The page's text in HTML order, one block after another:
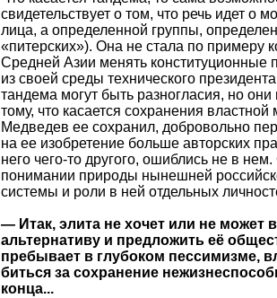
свидетельствует о том, что речь идет о
лица, а определенной группы,
«питерских»). Она не стала по примеру
Средней Азии менять конституционные
из своей среды технического
тандема могут быть разногласия, но они
тому, что касается сохранения
Медведев ее сохранил, добровольно
на ее изобретение больше авторских
него чего-то другого, ошиблись не в
понимании природы нынешней
системы и роли в ней отдельных
— Итак, элита не хочет или не может
альтернативу и предложить её
пребывает в глубоком пессимизме,
биться за сохранение
конца...